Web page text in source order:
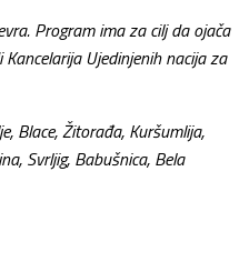
Program ima za cilj da ojača
Ujedinjenih nacija za
Blace, Žitorađa, Kuršumlija,
Svrljig, Babušnica, Bela